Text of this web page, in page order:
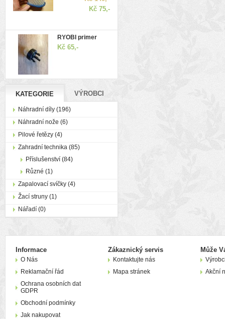
Kč 75,-
RYOBI primer
Kč 65,-
KATEGORIE VÝROBCI
Náhradní díly (196)
Náhradní nože (6)
Pilové řetězy (4)
Zahradní technika (85)
Příslušenství (84)
Různé (1)
Zapalovací svíčky (4)
Žací struny (1)
Nářadí (0)
Informace
O Nás
Reklamační řád
Ochrana osobních dat
GDPR
Obchodní podmínky
Jak nakupovat
Zákaznický servis
Kontaktujte nás
Mapa stránek
Může
Akční